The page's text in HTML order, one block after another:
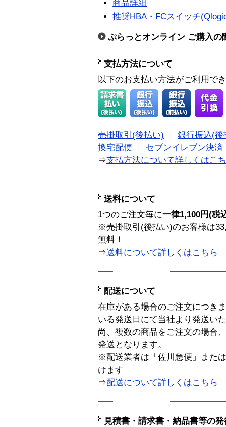
商品詳細
推奨HBA・FCスイッチ
ぷらっとオンライン ご購入の
支払方法について
以下のお支払い方法がご利用で
売掛取引(後払い)
銀行振込(後
換宅配便
セブンイレブン決済
⇒支払方法について詳しくはこ
送料について
1つのご注文毎に一律1,100円(税
※売掛取引(後払い)のお客様は
無料！
⇒送料について詳しくはこちら
配送について
在庫がある場合のご注文につき
いる発送日にて当社より発送い
尚、複数の商品をご注文の場合
発送となります。
※配送業者は「佐川急便」また
けます
⇒配送について詳しくはこちら
見積書・請求書・納品書等の